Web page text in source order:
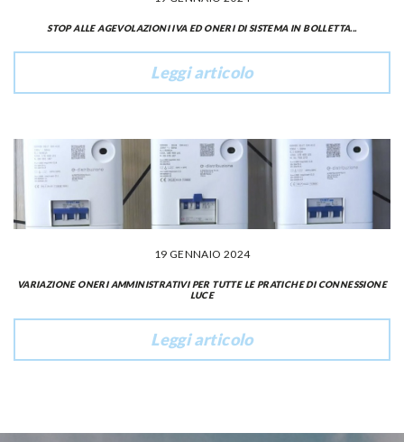
STOP ALLE AGEVOLAZIONI IVA ED ONERI DI SISTEMA IN BOLLETTA...
Leggi articolo
19 GENNAIO 2024
VARIAZIONE ONERI AMMINISTRATIVI PER TUTTE LE PRATICHE DI CONNESSIONE
LUCE
Leggi articolo